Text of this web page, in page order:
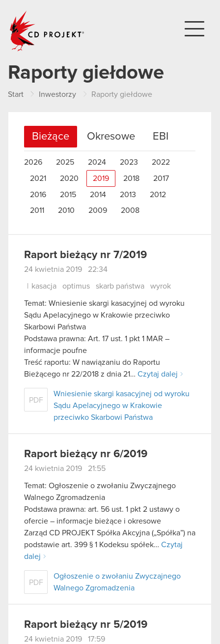
Raporty giełdowe
Start Inwestorzy Raporty giełdowe
Bieżące Okresowe EBI
2026 2025 2024 2023 2022
2021 2020 2019 2018 2017
2016 2015 2014 2013
2012
2011
2010 2009 2008
Raport bieżący nr 7/2019
24 kwietnia 2019 22:34
kasacja optimus skarb państwa wyrok
Temat: Wniesienie skargi kasacyjnej od wyroku
Sądu Apelacyjnego w Krakowie przeciwko
Skarbowi Państwa
Podstawa prawna: Art. 17 ust. 1 pkt 1 MAR –
informacje poufne
Treść raportu: W nawiązaniu do Raportu
Bieżącego nr 22/2018 z dnia 21… Czytaj dalej
PDF
Wniesienie skargi kasacyjnej od wyroku
Sądu Apelacyjnego w Krakowie
przeciwko Skarbowi Państwa
Raport bieżący nr 6/2019
24 kwietnia 2019 21:55
Temat: Ogłoszenie o zwołaniu Zwyczajnego
Walnego Zgromadzenia
Podstawa prawna: art. 56 ust. 1 pkt 2 ustawy o
ofercie – informacje bieżące i okresowe
Zarząd CD PROJEKT Spółka Akcyjna („Spółka”) na
podstawie art. 399 § 1 Kodeksu spółek… Czytaj
dalej
PDF
Ogłoszenie o zwołaniu Zwyczajnego
Walnego Zgromadzenia
Raport bieżący nr 5/2019
24 kwietnia 2019 17:59